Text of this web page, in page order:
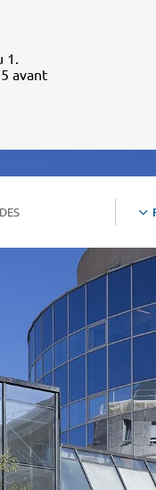
1.
avant